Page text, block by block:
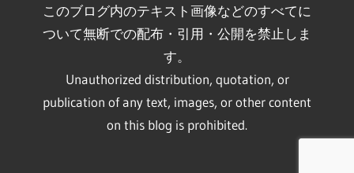
このブログ内のテキスト画像などのすべてに
ついて無断での配布・引用・公開を禁止しま
す。
Unauthorized distribution, quotation, or
publication of any text, images, or other content
on this blog is prohibited.